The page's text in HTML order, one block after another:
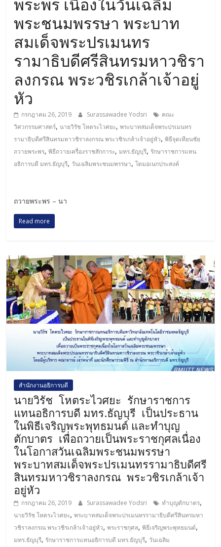
พระชนมพรรษา พระบาท
สมเด็จพระปรเมนทร
รามาธิบดีศรีสินทรมหาวชิรา
ลงกรณ พระวชิรเกล้าเจ้าอยู่
หัว
กรกฎาคม 26, 2019 Surassawadee Yodsri
คณะ
วิศวกรรมศาสตร์,นายวิรัช โหตระไวศยะ,พระบาทสมเด็จพระปรเมนทร
รามาธิบดีศรีสินทรมหาวชิราลงกรณ พระวชิรเกล้าเจ้าอยู่หัว,พิธีจุดเทียนชัย
ถวายพระพร,พิธีถวายเครื่องราชสักการะ,มทร.ธัญบุรี, รักษาราชการแทน
อธิการบดี มทร.ธัญบุรี, วันเฉลิมพระชนมพรรษา,โดมอเนกประสงค์
ถวายพระพร – นา
Read more
สำนักงานอธิการบดี
นายวิรัช โหตระไวศยะ รักษาราชการ
แทนอธิการบดี มทร.ธัญบุรี เป็นประธาน
ในพิธีเจริญพระพุทธมนต์ และทำบุญ
ตักบาตร เพื่อถวายเป็นพระราชกุศลเนื่อง
ในโอกาสวันเฉลิมพระชนมพรรษา
พระบาทสมเด็จพระปรเมนทรรามาธิบดีศรี
สินทรมหาวชิราลงกรณ พระวชิรเกล้าเจ้า
อยู่หัว
กรกฎาคม 26, 2019 Surassawadee Yodsri ทำบุญตักบาตร,
นายวิรัช โหตระไวศยะ,พระบาทสมเด็จพระปรเมนทรรามาธิบดีศรีสินทรมหา
วชิราลงกรณ พระวชิรเกล้าเจ้าอยู่หัว,พระราชกุศล,พิธีเจริญพระพุทธมนต์,
มทร.ธัญบุรี, รักษาราชการแทนอธิการบดี มทร.ธัญบุรี, วันเฉลิม